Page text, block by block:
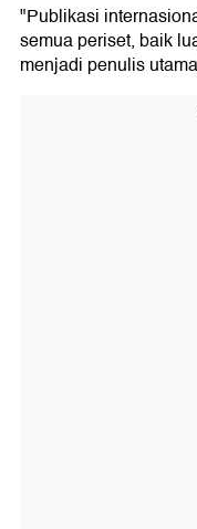
"Publikasi
semua periset, baik
menjadi penulis